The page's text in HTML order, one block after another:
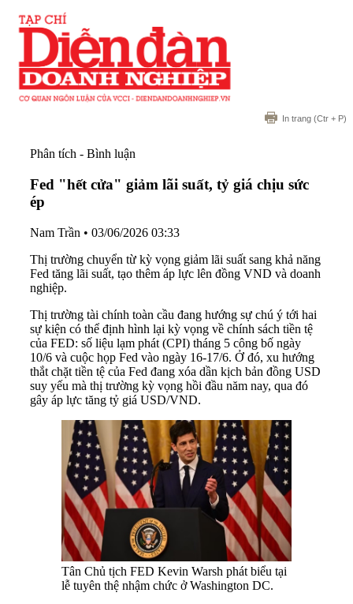
In trang (Ctr + P)
Phân tích - Bình luận
Fed "hết cửa" giảm lãi suất, tỷ giá chịu sức
ép
Nam Trần • 03/06/2026 03:33
Thị trường chuyển từ kỳ vọng giảm lãi suất sang khả năng
Fed tăng lãi suất, tạo thêm áp lực lên đồng VND và doanh
nghiệp.
Thị trường tài chính toàn cầu đang hướng sự chú ý tới hai
sự kiện có thể định hình lại kỳ vọng về chính sách tiền tệ
của FED: số liệu lạm phát (CPI) tháng 5 công bố ngày
10/6 và cuộc họp Fed vào ngày 16-17/6. Ở đó, xu hướng
thắt chặt tiền tệ của Fed đang xóa dần kịch bản đồng USD
suy yếu mà thị trường kỳ vọng hồi đầu năm nay, qua đó
gây áp lực tăng tỷ giá USD/VND.
Tân Chủ tịch FED Kevin Warsh phát biểu tại
lễ tuyên thệ nhậm chức ở Washington DC.